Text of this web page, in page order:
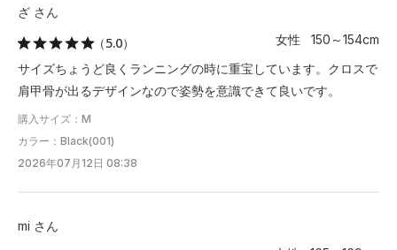
ざ さん
（5.0）
女性 150～154cm
サイズちょうど良くランニングの時に重宝しています。クロスで
肩甲骨が出るデザインなので姿勢を意識できて良いです。
購入サイズ：M
カラー：Black(001)
2026年07月12日 08:38
mi さん